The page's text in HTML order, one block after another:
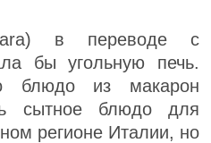
в переводе с
бы угольную печь.
блюдо из макарон
сытное блюдо для
регионе Италии, но